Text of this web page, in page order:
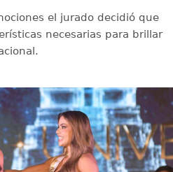
el jurado decidió que
necesarias para brillar